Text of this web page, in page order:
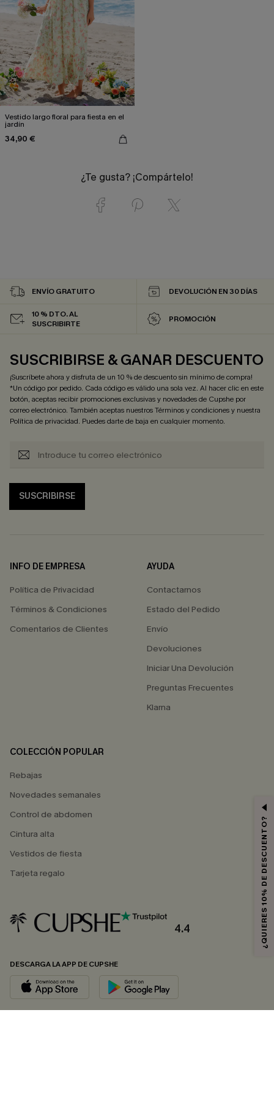
Vestido largo floral para fiesta en el
jardín
34,90 €
¿Te gusta? ¡Compártelo!
ENVÍO GRATUITO DEVOLUCIÓN EN 30 DÍAS
10 % DTO. AL
SUSCRIBIRTE
PROMOCIÓN
SUSCRIBIRSE & GANAR DESCUENTO
¡Suscríbete ahora y disfruta de un 10 % de descuento sin mínimo de compra!
*Un código por pedido. Cada código es válido una sola vez. Al hacer clic en este
botón, aceptas recibir promociones exclusivas y novedades de Cupshe por
correo electrónico. También aceptas nuestrosTérminos y condicionesy nuestra
Política de privacidad. Puedes darte de baja en cualquier momento.
SUSCRIBIRSE
INFO DE EMPRESA
Política de Privacidad
Términos & Condiciones
Comentarios de Clientes
AYUDA
Contactarnos
Estado del Pedido
Envío
Devoluciones
Iniciar Una Devolución
Preguntas Frecuentes
Klarna
COLECCIÓN POPULAR
Rebajas
Novedades semanales
Control de abdomen
Cintura alta
Vestidos de fiesta
Tarjeta regalo
4.4
DESCARGA LA APP DE CUPSHE
¿QUIERES 10% DE DESCUENTO?